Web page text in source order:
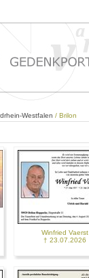
Westfalen / Brilon
Winfried Vaerst
† 23.07.2026